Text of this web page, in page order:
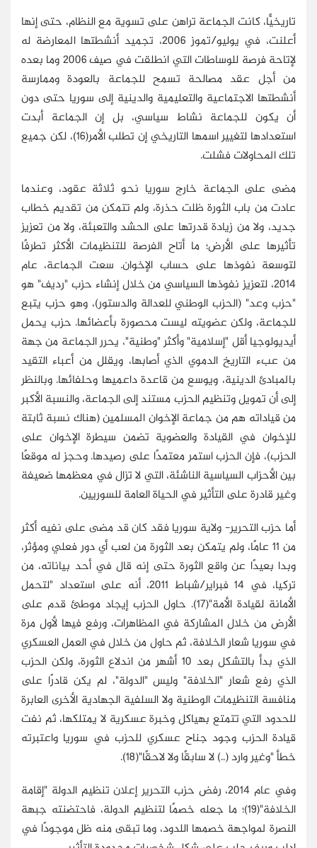
تاريخيًّا، كانت الجماعة تراهن على تسوية مع النظام، حتى إنها
أعلنت، في يوليو/تموز 2006، تجميد أنشطتها المعارضة له
لإتاحة فرصة للوساطات التي انطلقت في صيف 2006 وما بعده
من أجل عقد مصالحة تسمح للجماعة بالعودة وممارسة
أنشطتها الاجتماعية والتعليمية والدينية إلى سوريا حتى دون
أن يكون للجماعة نشاط سياسي، بل إن الجماعة أبدت
استعدادها لتغيير اسمها التاريخي إن تطلب الأمر(16)، لكن جميع
تلك المحاولات فشلت.
مضى على الجماعة خارج سوريا نحو ثلاثة عقود، وعندما
عادت من باب الثورة ظلت حذرة، ولم تتمكن من تقديم خطاب
جديد، ولا من زيادة قدرتها على الحشد والتعبئة، ولا من تعزيز
تأثيرها على الأرض؛ ما أتاح الفرصة للتنظيمات الأكثر تطرفًا
لتوسعة نفوذها على حساب الإخوان. سعت الجماعة، عام
2014، لتعزيز نفوذها السياسي من خلال إنشاء حزب "رديف" هو
"حزب وعد" (الحزب الوطني للعدالة والدستور)، وهو حزب يتبع
للجماعة، ولكن عضويته ليست محصورة بأعضائها. حزب يحمل
أيديولوجيا أقل "إسلامية" وأكثر "وطنية"، يحرر الجماعة من جهة
من عبء التاريخ الدموي الذي أصابها، ويقلل من أعباء التقيد
بالمبادئ الدينية، ويوسع من قاعدة داعميها وحلفائها. وبالنظر
إلى أن تمويل وتنظيم الحزب مستند إلى الجماعة، والنسبة الأكبر
من قياداته هم من جماعة الإخوان المسلمين (هناك نسبة ثابتة
للإخوان في القيادة والعضوية تضمن سيطرة الإخوان على
الحزب)، فإن الحزب استمر معتمدًا على رصيدها. وحجز له موقعًا
بين الأحزاب السياسية الناشئة، التي لا تزال في معظمها ضعيفة
وغير قادرة على التأثير في الحياة العامة للسوريين.
أما حزب التحرير- ولاية سوريا فقد كان قد مضى على نفيه أكثر
من 11 عامًا، ولم يتمكن بعد الثورة من لعب أي دور فعلي ومؤثر،
وبدا بعيدًا عن واقع الثورة حتى إنه قال في أحد بياناته، من
تركيا، في 14 فبراير/شباط 2011، أنه على استعداد "لتحمل
الأمانة لقيادة الأمة"(17). حاول الحزب إيجاد موطئ قدم على
الأرض من خلال المشاركة في المظاهرات، ورفع فيها لأول مرة
في سوريا شعار الخلافة، ثم حاول من خلال في العمل العسكري
الذي بدأ بالتشكل بعد 10 أشهر من اندلاع الثورة، ولكن الحزب
الذي رفع شعار "الخلافة" وليس "الدولة"، لم يكن قادرًا على
منافسة التنظيمات الوطنية ولا السلفية الجهادية الأخرى العابرة
للحدود التي تتمتع بهياكل وخبرة عسكرية لا يمتلكها، ثم نفت
قيادة الحزب وجود جناح عسكري للحزب في سوريا واعتبرته
خطأ "وغير وارد (..) لا سابقًا ولا لاحقًا"(18).
وفي عام 2014، رفض حزب التحرير إعلان تنظيم الدولة "إقامة
الخلافة"(19)؛ ما جعله خصمًا لتنظيم الدولة، فاحتضنته جبهة
النصرة لمواجهة خصمها اللدود، وما تبقى منه ظل موجودًا في